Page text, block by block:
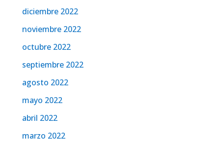
diciembre 2022
noviembre 2022
octubre 2022
septiembre 2022
agosto 2022
mayo 2022
abril 2022
marzo 2022